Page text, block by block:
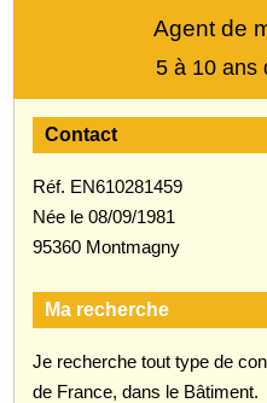
Agent de
5 à 10 ans
Contact
Réf. EN610281459
Née le 08/09/1981
95360 Montmagny
Ma recherche
Je recherche tout type de
de France, dans le Bâtiment.